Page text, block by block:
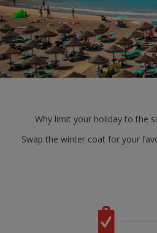
Why limit your holiday to the
Swap the winter coat for your